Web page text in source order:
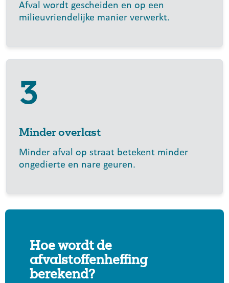
Afval wordt gescheiden en op een
milieuvriendelijke manier verwerkt.
3
Minder overlast
Minder afval op straat betekent minder
ongedierte en nare geuren.
Hoe wordt de
afvalstoffenheffing
berekend?